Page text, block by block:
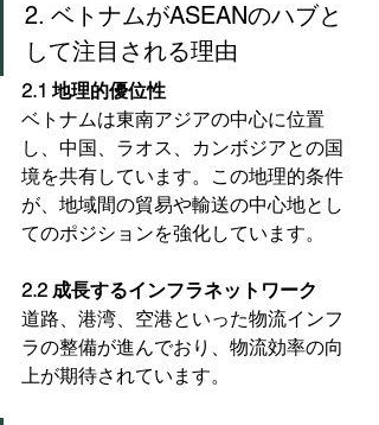
2. ベトナムがASEANのハブと
して注目される理由
2.1 地理的優位性
ベトナムは東南アジアの中心に位置
し、中国、ラオス、カンボジアとの国
境を共有しています。この地理的条件
が、地域間の貿易や輸送の中心地とし
てのポジションを強化しています。
2.2 成長するインフラネットワーク
道路、港湾、空港といった物流インフ
ラの整備が進んでおり、物流効率の向
上が期待されています。